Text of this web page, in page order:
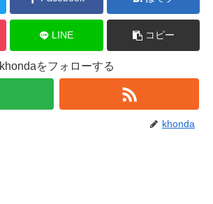
LINE コピー
khondaをフォローする
khonda